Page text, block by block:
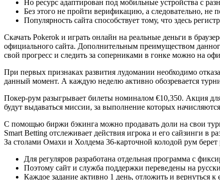
Но ресурс адаптирован под мобильные устройства с
Без этого не пройти верификацию, а следовательно,
Популярность сайта способствует тому, что здесь
Скачать Pokerok и играть онлайн на реальные деньги в
официального сайта. Дополнительным преимуществом
свой прогресс и следить за соперниками в гонке можно на
При первых признаках развития лудомании необходимо
данный момент. А каждую неделю активно обозревается
Покер-рум разыгрывает билеты номиналом €10,350. Акция
будут выдаваться миссии, за выполнение которых
С помощью биржи бэкинга можно продавать доли на свои
Smart Betting отслеживает действия игрока и его сайзинги в
За столами Омахи и Холдема 36-карточной колодой рум
Для регуляров разработана отдельная программа с
Поэтому сайт и служба поддержки переведены на
Каждое задание активно 1 день, отложить и вернуться